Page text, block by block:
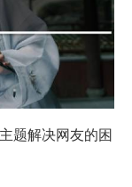
题解决网友的困